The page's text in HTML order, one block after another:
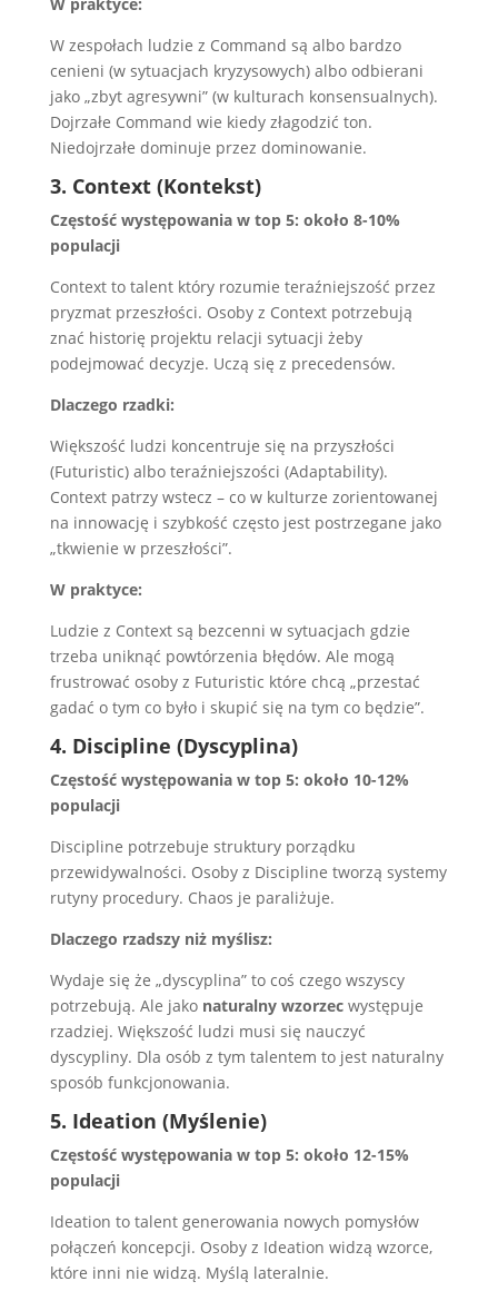
W zespołach ludzie z Command są albo bardzo
cenieni (w sytuacjach kryzysowych) albo odbierani
jako „zbyt agresywni” (w kulturach konsensualnych).
Dojrzałe Command wie kiedy złagodzić ton.
Niedojrzałe dominuje przez dominowanie.
3. Context (Kontekst)
Częstość występowania w top 5: około 8-10%
populacji
Context to talent który rozumie teraźniejszość przez
pryzmat przeszłości. Osoby z Context potrzebują
znać historię projektu relacji sytuacji żeby
podejmować decyzje. Uczą się z precedensów.
Dlaczego rzadki:
Większość ludzi koncentruje się na przyszłości
(Futuristic) albo teraźniejszości (Adaptability).
Context patrzy wstecz – co w kulturze zorientowanej
na innowację i szybkość często jest postrzegane jako
„tkwienie w przeszłości”.
W praktyce:
Ludzie z Context są bezcenni w sytuacjach gdzie
trzeba uniknąć powtórzenia błędów. Ale mogą
frustrować osoby z Futuristic które chcą „przestać
gadać o tym co było i skupić się na tym co będzie”.
4. Discipline (Dyscyplina)
Częstość występowania w top 5: około 10-12%
populacji
Discipline potrzebuje struktury porządku
przewidywalności. Osoby z Discipline tworzą systemy
rutyny procedury. Chaos je paraliżuje.
Dlaczego rzadszy niż myślisz:
Wydaje się że „dyscyplina” to coś czego wszyscy
potrzebują. Ale jako naturalny wzorzecwystępuje
rzadziej. Większość ludzi musi się nauczyć
dyscypliny. Dla osób z tym talentem to jest naturalny
sposób funkcjonowania.
5. Ideation (Myślenie)
Częstość występowania w top 5: około 12-15%
populacji
Ideation to talent generowania nowych pomysłów
połączeń koncepcji. Osoby z Ideation widzą wzorce,
które inni nie widzą. Myślą lateralnie.